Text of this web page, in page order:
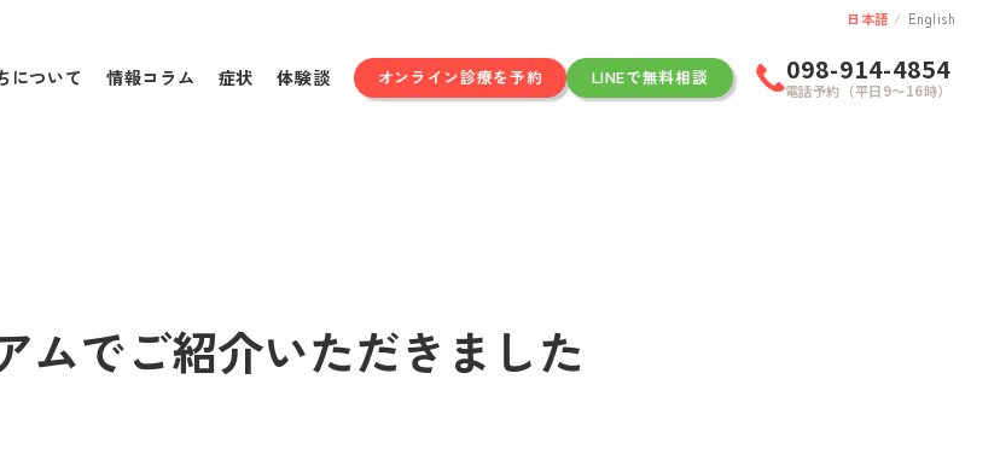
日本語 / English
について 情報コラム 症状 体験談 オンライン診療を予約 LINEで無料相談 098-914-4854
電話予約（平日9〜16時）
ムでご紹介いただきました